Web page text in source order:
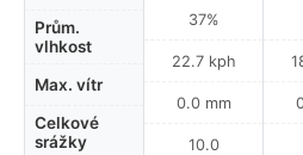
Prům.
vlhkost
Max. vítr
Celkové
srážky
37%
22.7 kph
0.0 mm
10.0